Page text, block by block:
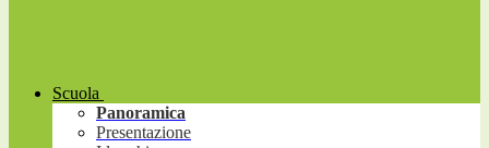
Scuola
Panoramica
Presentazione